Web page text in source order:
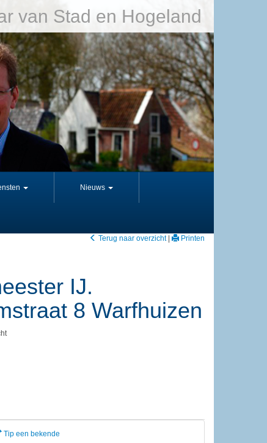
van Stad en Hogeland
Nieuws
Terug naar overzicht Printen
IJ.
8 Warfhuizen
Tip een bekende